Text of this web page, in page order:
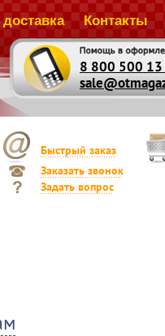
8 800 500
Контакты
Быстрый заказ
Заказать звонок
Задать вопрос